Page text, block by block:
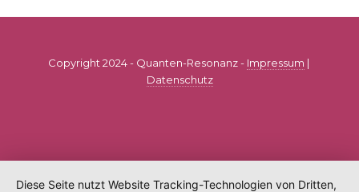
Copyright 2024 - Quanten-Resonanz - Impressum |
Datenschutz
Diese Seite nutzt Website Tracking-Technologien von Dritten,